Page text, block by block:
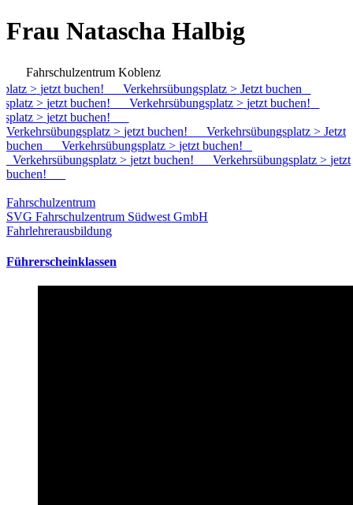
Frau Natascha Halbig
Fahrschulzentrum Koblenz
> jetzt buchen!Verkehrsübungsplatz> Jetzt buchen
> jetzt buchen!Verkehrsübungsplatz> jetzt buchen!
> jetzt buchen!
Verkehrsübungsplatz > jetzt buchen! Verkehrsübungsplatz > Jetzt
buchen Verkehrsübungsplatz > jetzt buchen!
Verkehrsübungsplatz > jetzt buchen! Verkehrsübungsplatz > jetzt
buchen!
Fahrschulzentrum
SVG Fahrschulzentrum Südwest GmbH
Fahrlehrerausbildung
Führerscheinklassen